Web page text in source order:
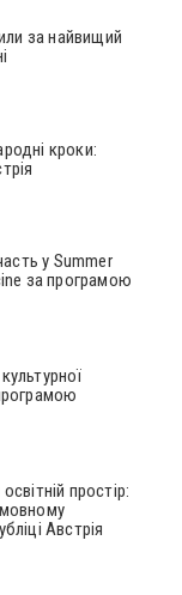
за найвищий
кроки:
у Summer
за програмою
простір:
Австрія